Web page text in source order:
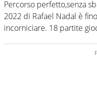
Percorso perfetto,senza
2022 di Rafael Nadal è
incorniciare. 18 partite